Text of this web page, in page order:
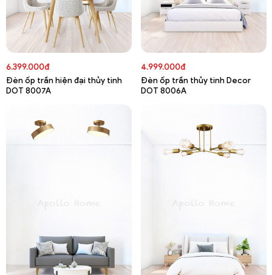
6.399.000đ
Đèn ốp trần hiện đại thủy tinh
DOT 8007A
4.999.000đ
Đèn ốp trần thủy tinh Decor
DOT 8006A